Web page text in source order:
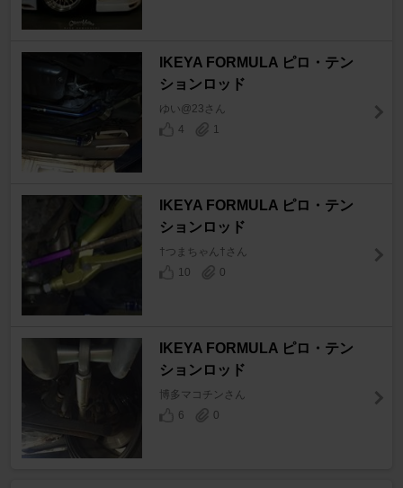
IKEYA FORMULA ピロ・テン
ションロッド
ゆい@23さん
4
1
IKEYA FORMULA ピロ・テン
ションロッド
†つまちゃん†さん
10
0
IKEYA FORMULA ピロ・テン
ションロッド
博多マコチンさん
6
0